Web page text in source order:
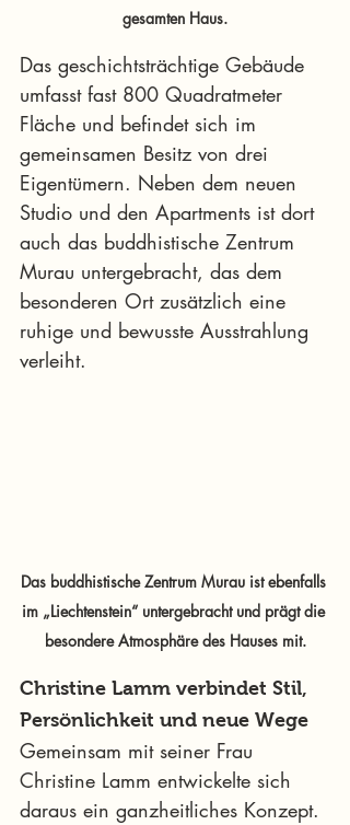
gesamten Haus.
Das geschichtsträchtige Gebäude
umfasst fast 800 Quadratmeter
Fläche und befindet sich im
gemeinsamen Besitz von drei
Eigentümern. Neben dem neuen
Studio und den Apartments ist dort
auch das buddhistische Zentrum
Murau untergebracht, das dem
besonderen Ort zusätzlich eine
ruhige und bewusste Ausstrahlung
verleiht.
Das buddhistische Zentrum Murau ist ebenfalls
im „Liechtenstein“ untergebracht und prägt die
besondere Atmosphäre des Hauses mit.
Christine Lamm verbindet Stil,
Persönlichkeit und neue Wege
Gemeinsam mit seiner Frau
Christine Lamm entwickelte sich
daraus ein ganzheitliches Konzept.